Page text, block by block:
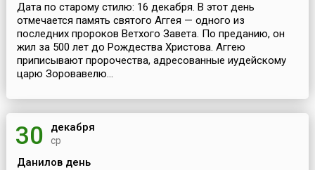
Дата по старому стилю: 16 декабря. В этот день
отмечается память святого Аггея — одного из
последних пророков Ветхого Завета. По преданию, он
жил за 500 лет до Рождества Христова. Аггею
приписывают пророчества, адресованные иудейскому
царю Зоровавелю...
30 декабря
ср
Данилов день